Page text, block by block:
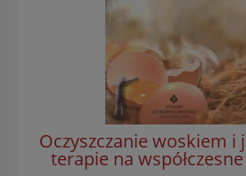
Oczyszczanie woskiem i
terapie na